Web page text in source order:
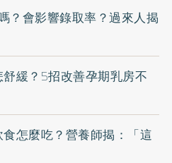
？會影響錄取率？過來人揭
緩？5招改善孕期乳房不
怎麼吃？營養師揭：「這